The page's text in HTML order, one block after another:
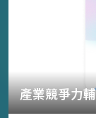
產業競爭力